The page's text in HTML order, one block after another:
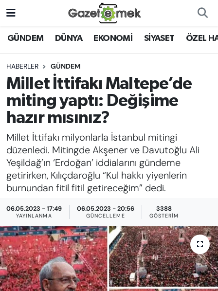
GÜNDEM DÜNYA EKONOMİ SİYASET ÖZEL
HABERLER GÜNDEM
Millet İttifakı Maltepe’de
miting yaptı: Değişime
hazır mısınız?
Millet İttifakı milyonlarla İstanbul mitingi
düzenledi. Mitingde Akşener ve Davutoğlu Ali
Yeşildağ’ın ‘Erdoğan’ iddialarını gündeme
getirirken, Kılıçdaroğlu “Kul hakkı yiyenlerin
burnundan fitil fitil getireceğim” dedi.
06.05.2023 - 17:49
YAYINLANMA
06.05.2023 - 20:56
GÜNCELLEME
3388
GÖSTERIM
DÜNYA
EKONOMİ
EMEK HABERLERİ
YENİ MEDYADA EMEK
GAZETECİLİĞİNİ GELİŞTİRMEK
FAYDALI BİLGİLER
GÜNDEM
SAĞLIK
SPOR
Nöbetçi Eczaneler
Hava Durumu
İstanbul Namaz Vakitleri
Trafik Durumu
Süper Lig Puan Durumu ve Fikstür
Tüm Manşetler
Son Dakika Haberleri
Haber Arşivi